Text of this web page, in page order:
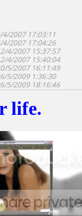
4/2007 17:03:11
4/2007 17:04:26
4/2007 15:37:57
4/2007 15:40:04
5/2007 16:11:49
5/2009 1:36:30
5/2009 18:16:46
life.